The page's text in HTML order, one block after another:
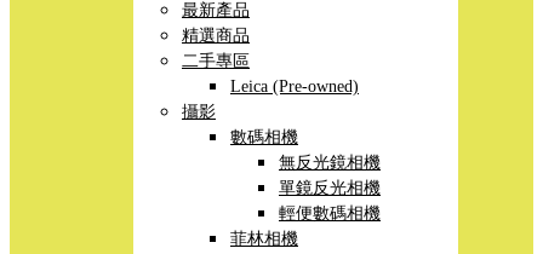
最新產品
精選商品
二手專區
Leica (Pre-owned)
攝影
數碼相機
無反光鏡相機
單鏡反光相機
輕便數碼相機
菲林相機